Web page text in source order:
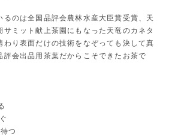
るのは全国品評会農林水産大臣賞受賞、天
サミット献上茶園にもなった天竜のカネタ
わり表面だけの技術をなぞっても決して真
評会出品用茶葉だからこそできたお茶で
つ